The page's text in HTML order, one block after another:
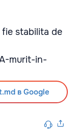
fie stabilita de
murit-in-
в Google